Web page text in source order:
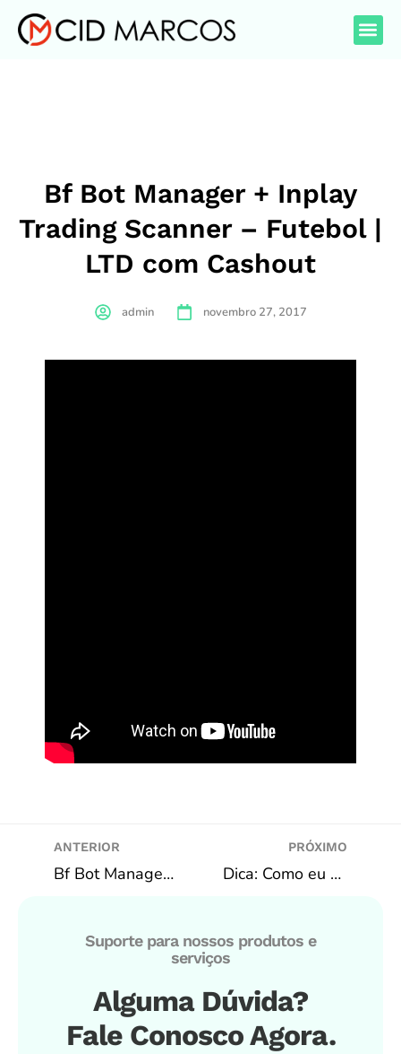
Bf Bot Manager + Inplay
Trading Scanner – Futebol |
LTD com Cashout
admin novembro 27, 2017
ANTERIOR
Bf Bot Manager + Inplay Trading Scanner
PRÓXIMO
Dica: Como eu escolho meus jogos
Suporte para nossos produtos e
serviços
Alguma Dúvida?
Fale Conosco Agora.